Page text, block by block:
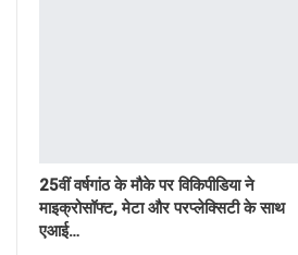
25वीं वर्षगांठ के मौके पर विकिपीडिया ने
माइक्रोसॉफ्ट, मेटा और परप्लेक्सिटी के साथ
एआई…